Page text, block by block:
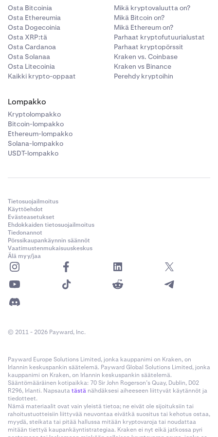
• xStocksei ole saatavilla Kanadassa.
•
SpaceX:n listautumisanti xStocksin kautta ei ole
saatavilla Kanadan asiakkaille.
TREE, U, UNITE, VELVET, VGX, VOOI, VRA, WAXP, WEN,
WNXM, WOO, XAVA, XNAP, XOR, XRT, YALA, YB, YGG,
ZEX.
Johdannaiskauppa
Välityspalvelut tarjoaa NinjaTrader Clearing, LLC, jonka
kauppanimi on Kraken Derivatives US. Se on Commodity
Futures Commission Merchant ja National Futures
Associationin (NFA ID #0309379) jäsen.
Vivutettua kaupankäyntiä koskevat vaatimukset
(ECP).
Ansaitsemista koskevat rajoitukset
•
Yhdysvaltalaiset asiakkaat (lukuun ottamatta
yhdysvaltalaisia akkreditoituja sijoittajia ) eivät voi
Opt-In Rewards -palvelua.
• xStockseiole saatavilla Yhdysvalloissa.
•
SpaceX:n listautumisanti xStocks-palvelun kautta ei
ole saatavilla Yhdysvalloissa asuville asiakkaille.
Osta Bitcoinia
Osta Ethereumia
Osta Dogecoinia
Osta XRP:tä
Osta Cardanoa
Osta Solanaa
Osta Litecoinia
Kaikki krypto-oppaat
Mikä kryptovaluutta on?
Mikä Bitcoin on?
Mikä Ethereum on?
Parhaat kryptofutuurialustat
Parhaat kryptopörssit
Kraken vs. Coinbase
Kraken vs Binance
Perehdy kryptoihin
Lompakko
Kryptolompakko
Bitcoin-lompakko
Ethereum-lompakko
Solana-lompakko
USDT-lompakko
Tietosuojailmoitus
Käyttöehdot
Evästeasetukset
Ehdokkaiden tietosuojailmoitus
Tiedonannot
Pörssikaupankäynnin säännöt
Vaatimustenmukaisuuskeskus
Älä myy/jaa
© 2011 - 2026 Payward, Inc.
Payward Europe Solutions Limited, jonka kauppanimi on Kraken, on
Irlannin keskuspankin säätelemä. Payward Global Solutions Limited, jonka
kauppanimi on Kraken, on Irlannin keskuspankin säätelemä.
Sääntömääräinen kotipaikka: 70 Sir John Rogerson’s Quay, Dublin, D02
R296, Irlanti. Napsautatästä nähdäksesi aiheeseen liittyvät käytännöt ja
tiedotteet.
Nämä materiaalit ovat vain yleistä tietoa; ne eivät ole sijoituksiin tai
rahoitustuotteisiin liittyvää neuvontaa eivätkä suositus tai kehotus ostaa,
myydä, steikata tai pitää hallussa mitään kryptovaroja tai noudattaa
mitään tiettyä kaupankäyntistrategiaa. Kraken ei nyt eikä jatkossa pyri